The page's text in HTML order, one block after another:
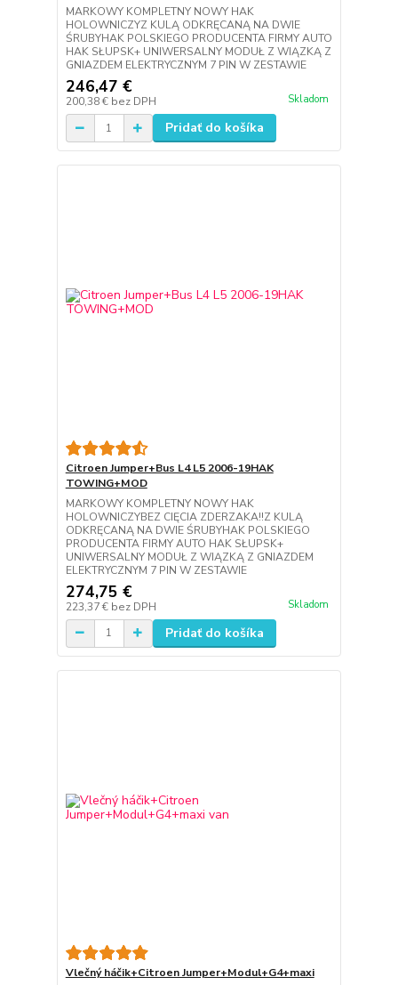
MARKOWY KOMPLETNY NOWY HAK
HOLOWNICZYZ KULĄ ODKRĘCANĄ NA DWIE
ŚRUBYHAK POLSKIEGO PRODUCENTA FIRMY AUTO
HAK SŁUPSK+ UNIWERSALNY MODUŁ Z WIĄZKĄ Z
GNIAZDEM ELEKTRYCZNYM 7 PIN W ZESTAWIE
246,47 €
200,38 € bez DPH Skladom
Pridať do košíka
Citroen Jumper+Bus L4 L5 2006-19HAK
TOWING+MOD
MARKOWY KOMPLETNY NOWY HAK
HOLOWNICZYBEZ CIĘCIA ZDERZAKA!!Z KULĄ
ODKRĘCANĄ NA DWIE ŚRUBYHAK POLSKIEGO
PRODUCENTA FIRMY AUTO HAK SŁUPSK+
UNIWERSALNY MODUŁ Z WIĄZKĄ Z GNIAZDEM
ELEKTRYCZNYM 7 PIN W ZESTAWIE
274,75 €
223,37 € bez DPH Skladom
Pridať do košíka
Vlečný háčik+Citroen Jumper+Modul+G4+maxi